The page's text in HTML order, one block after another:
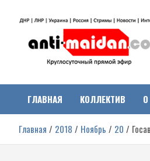
Антимайдан:
Украине
о гражданской войне на Украине,
ДНР, ЛНР и других регионах.
ГЛАВНАЯ КОЛЛЕКТИВ
Главная 2018 Ноябрь 20